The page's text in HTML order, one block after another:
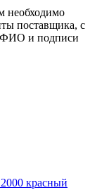
необходимо
поставщика, с
ФИО и подписи
красный